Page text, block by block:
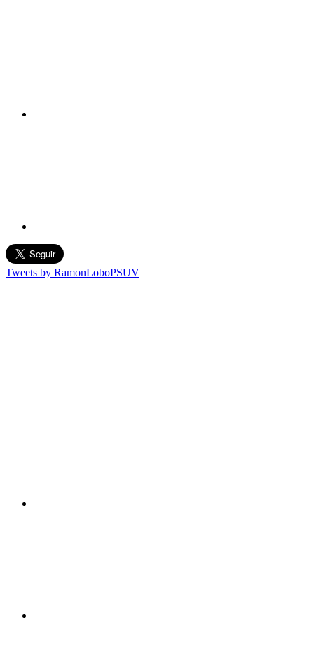
Tweets by RamonLoboPSUV